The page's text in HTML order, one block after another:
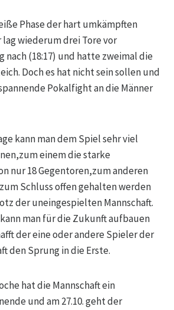
Phase der hart umkämpften
wiederum drei Tore vor
nach (18:17) und hatte zweimal die
Doch es hat nicht sein sollen und
Pokalfight an die Männer
kann man dem Spiel sehr viel
einem die starke
nur 18 Gegentoren,zum anderen
Schluss offen gehalten werden
der uneingespielten Mannschaft.
man für die Zukunft aufbauen
der eine oder andere Spieler der
den Sprung in die Erste.
hat die Mannschaft ein
und am 27.10. geht der